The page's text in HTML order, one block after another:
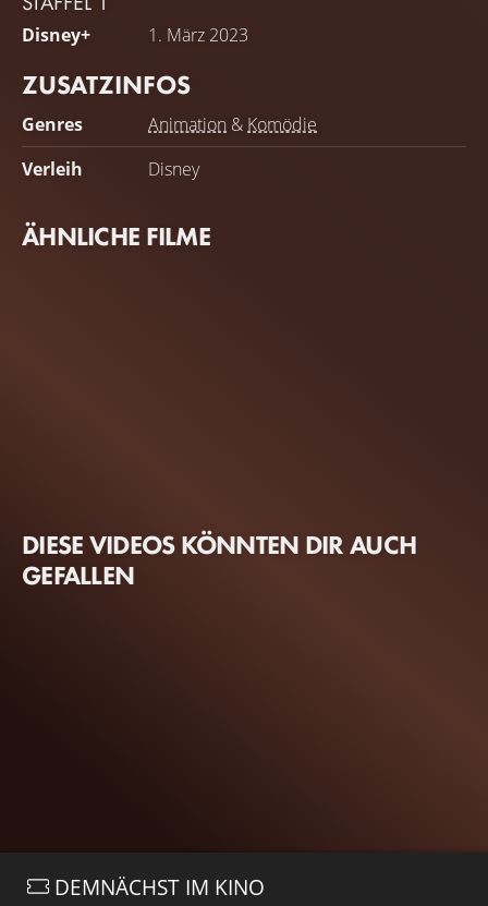
Disney+ 1. März 2023
ZUSATZINFOS
Genres Animation & Komödie
Verleih
Disney
ÄHNLICHE FILME
DIESE VIDEOS KÖNNTEN DIR AUCH
GEFALLEN
DEMNÄCHST IM KINO